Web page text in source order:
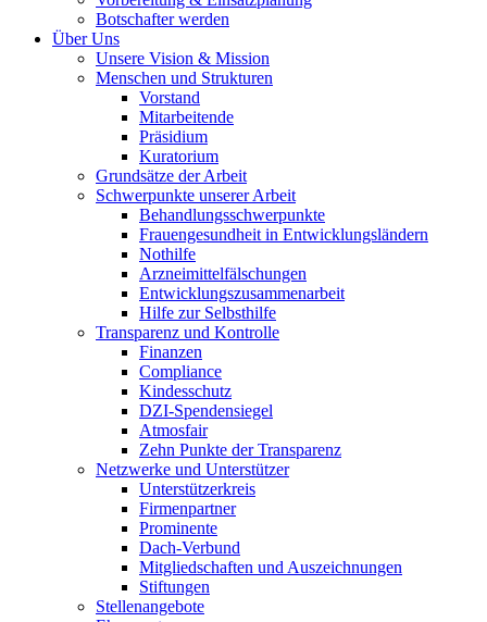
Botschafter werden
Über Uns
Unsere Vision & Mission
Menschen und Strukturen
Vorstand
Mitarbeitende
Präsidium
Kuratorium
Grundsätze der Arbeit
Schwerpunkte unserer Arbeit
Behandlungs­schwerpunkte
Frauengesundheit in Entwicklungsländern
Nothilfe
Arzneimittel­fälschungen
Entwicklungs­zusammenarbeit
Hilfe zur Selbsthilfe
Transparenz und Kontrolle
Finanzen
Compliance
Kindesschutz
DZI-Spendensiegel
Atmosfair
Zehn Punkte der Transparenz
Netzwerke und Unterstützer
Unterstützerkreis
Firmenpartner
Prominente
Dach-Verbund
Mitgliedschaften und Auszeichnungen
Stiftungen
Stellenangebote